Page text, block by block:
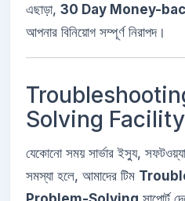
এছাড়া, 30 Day Money-
আপনার বিনিয়োগ সম্পূর্ণ নিরাপদ।
Solving Facility
যেকোনো সময় সার্ভার ইস্যু,
সমস্যা হলে, আমাদের টিম